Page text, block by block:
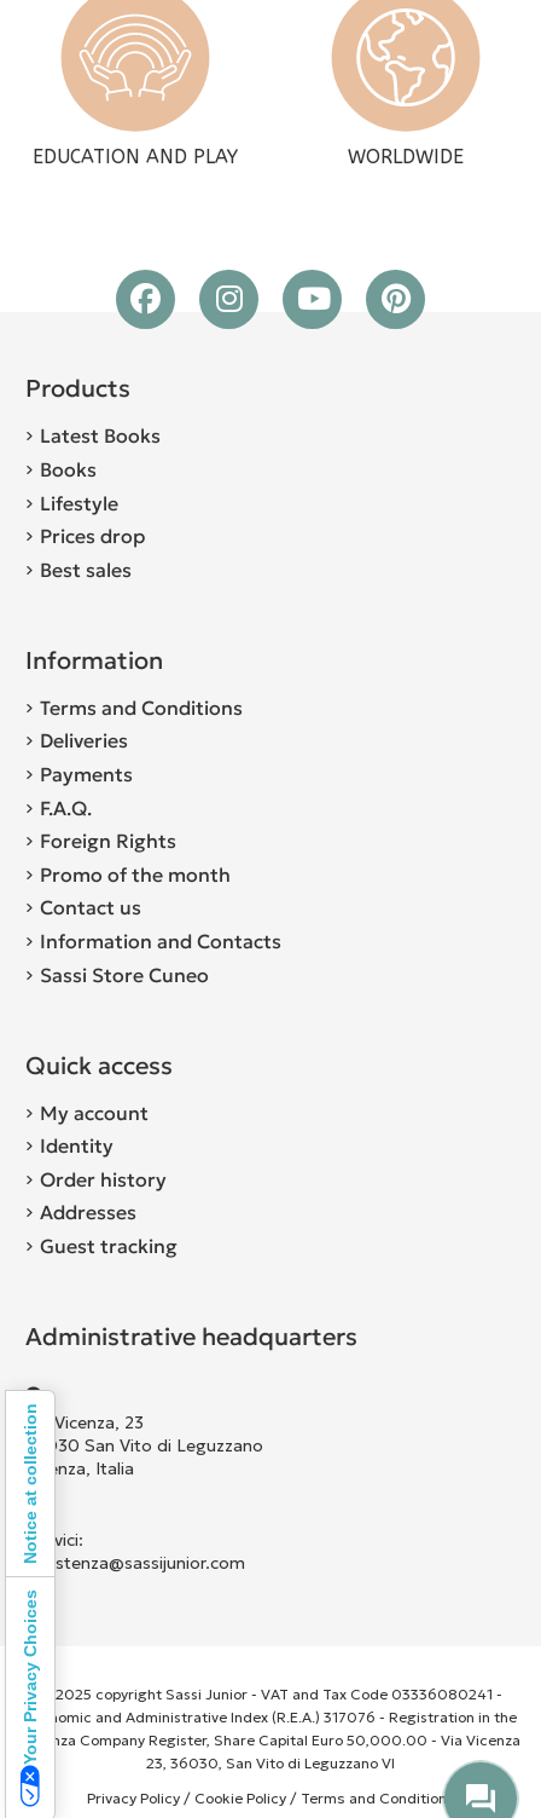
EDUCATION AND PLAY WORLDWIDE
Products
Latest Books
Books
Lifestyle
Prices drop
Best sales
Information
Terms and Conditions
Deliveries
Payments
F.A.Q.
Foreign Rights
Promo of the month
Contact us
Information and Contacts
Sassi Store Cuneo
Quick access
My account
Identity
Order history
Addresses
Guest tracking
Administrative headquarters
Via Vicenza, 23
36030 San Vito di Leguzzano
Vicenza, Italia
Scrivici:
assistenza@sassijunior.com
© 2025 copyright Sassi Junior - VAT and Tax Code 03336080241 -
Economic and Administrative Index (R.E.A.) 317076 - Registration in the
Vicenza Company Register, Share Capital Euro 50,000.00 - Via Vicenza
23, 36030, San Vito di Leguzzano VI
Privacy Policy/ Cookie Policy/ Terms and Conditions
Your Privacy Choices
Notice at collection